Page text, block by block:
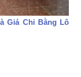
Giá Chỉ Bằng Lô